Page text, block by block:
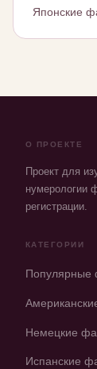
Японские
О ПРОЕКТЕ
Проект для
нумерологии
регистрации.
КАТЕГОРИИ
Популярные
Немецкие
Испанские